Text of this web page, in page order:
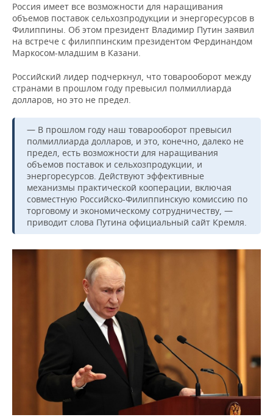
ОТКРЫТАЯ ЛЕКЦИЯ
БАСКЕТБОЛ
ВОЛЕЙБОЛ
ФИГУРНОЕ КАТАНИЕ
ВОДНЫЕ ВИДЫ СПОРТА
ХОККЕЙ С МЯЧОМ
ИНФРАСТРУКТУРА
ИСТОРИЯ
МЕДИЦИНА
ОБРАЗОВАНИЕ
ПРОИСШЕСТВИЯ
СПРАВОЧНИК
СПИСОК ПЕРСОН
ПОЛНАЯ ВЕРСИЯ
Россия имеет все возможности для наращивания
объемов поставок сельхозпродукции и энергоресурсов в
Филиппины. Об этом президент Владимир Путин заявил
на встрече с филиппинским президентом Фердинандом
Маркосом-младшим в Казани.
Российский лидер подчеркнул, что товарооборот между
странами в прошлом году превысил полмиллиарда
долларов, но это не предел.
— В прошлом году наш товарооборот превысил
полмиллиарда долларов, и это, конечно, далеко не
предел, есть возможности для наращивания
объемов поставок и сельхозпродукции, и
энергоресурсов. Действуют эффективные
механизмы практической кооперации, включая
совместную Российско-Филиппинскую комиссию по
торговому и экономическому сотрудничеству, —
приводит слова Путина официальный сайт Кремля.